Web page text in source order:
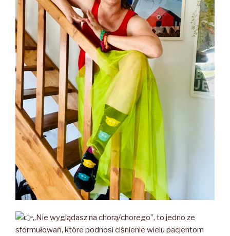
„Nie wyglądasz na chorą/chorego”, to jedno ze
sformułowań, które podnosi ciśnienie wielu pacjentom